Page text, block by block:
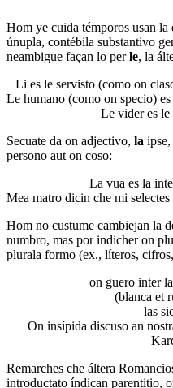
Hom ye cuida témporos usan
únupla, contébila substantivo
neambigue façan lo perle, la
Li es le servisto (como on
Le humano (como on specio)
Le vider es le
Secuate da on adjectivo, la
persono aut on coso:
La vua es la
Mea matro dicin che mi
Hom no custume cambiejan la
numbro, mas por indicher on
plurala formo (ex., líteros,
on guero inter
(blanca et
las
On insípida discuso an
Remarches che áltera
introductato índican parentitio,